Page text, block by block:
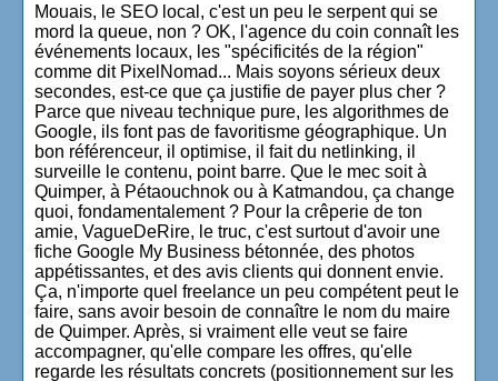
Mouais, le SEO local, c'est un peu le serpent qui se
mord la queue, non ? OK, l'agence du coin connaît les
événements locaux, les "spécificités de la région"
comme dit PixelNomad... Mais soyons sérieux deux
secondes, est-ce que ça justifie de payer plus cher ?
Parce que niveau technique pure, les algorithmes de
Google, ils font pas de favoritisme géographique. Un
bon référenceur, il optimise, il fait du netlinking, il
surveille le contenu, point barre. Que le mec soit à
Quimper, à Pétaouchnok ou à Katmandou, ça change
quoi, fondamentalement ? Pour la crêperie de ton
amie, VagueDeRire, le truc, c'est surtout d'avoir une
fiche Google My Business bétonnée, des photos
appétissantes, et des avis clients qui donnent envie.
Ça, n'importe quel freelance un peu compétent peut le
faire, sans avoir besoin de connaître le nom du maire
de Quimper. Après, si vraiment elle veut se faire
accompagner, qu'elle compare les offres, qu'elle
regarde les résultats concrets (positionnement sur les